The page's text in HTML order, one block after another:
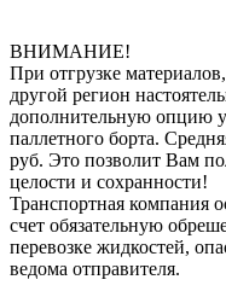
ВНИМАНИЕ!
При отгрузке
другой регион
дополнительную опцию
паллетного борта.
руб. Это позволит Вам
целости и сохранности!
Транспортная компания
счет обязательную
перевозке жидкостей,
ведома отправителя.